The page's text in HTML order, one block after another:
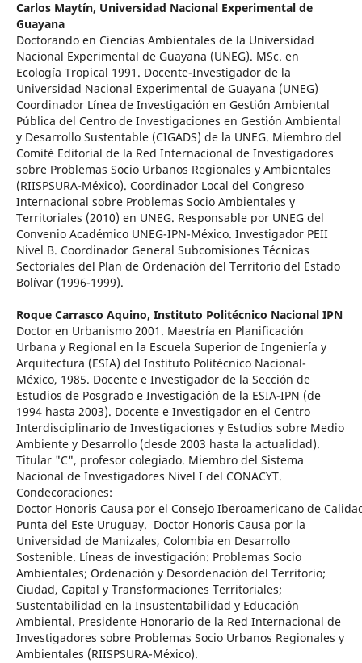
Carlos Maytín, Universidad Nacional Experimental de
Guayana
Doctorando en Ciencias Ambientales de la Universidad
Nacional Experimental de Guayana (UNEG). MSc. en
Ecología Tropical 1991. Docente-Investigador de la
Universidad Nacional Experimental de Guayana (UNEG)
Coordinador Línea de Investigación en Gestión Ambiental
Pública del Centro de Investigaciones en Gestión Ambiental
y Desarrollo Sustentable (CIGADS) de la UNEG. Miembro del
Comité Editorial de la Red Internacional de Investigadores
sobre Problemas Socio Urbanos Regionales y Ambientales
(RIISPSURA-México). Coordinador Local del Congreso
Internacional sobre Problemas Socio Ambientales y
Territoriales (2010) en UNEG. Responsable por UNEG del
Convenio Académico UNEG-IPN-México. Investigador PEII
Nivel B. Coordinador General Subcomisiones Técnicas
Sectoriales del Plan de Ordenación del Territorio del Estado
Bolívar (1996-1999).
Roque Carrasco Aquino, Instituto Politécnico Nacional IPN
Doctor en Urbanismo 2001. Maestría en Planificación
Urbana y Regional en la Escuela Superior de Ingeniería y
Arquitectura (ESIA) del Instituto Politécnico Nacional-
México, 1985. Docente e Investigador de la Sección de
Estudios de Posgrado e Investigación de la ESIA-IPN (de
1994 hasta 2003). Docente e Investigador en el Centro
Interdisciplinario de Investigaciones y Estudios sobre Medio
Ambiente y Desarrollo (desde 2003 hasta la actualidad).
Titular "C", profesor colegiado. Miembro del Sistema
Nacional de Investigadores Nivel I del CONACYT.
Condecoraciones:
Doctor Honoris Causa por el Consejo Iberoamericano de
Punta del Este Uruguay. Doctor Honoris Causa por la
Universidad de Manizales, Colombia en Desarrollo
Sostenible. Líneas de investigación: Problemas Socio
Ambientales; Ordenación y Desordenación del Territorio;
Ciudad, Capital y Transformaciones Territoriales;
Sustentabilidad en la Insustentabilidad y Educación
Ambiental. Presidente Honorario de la Red Internacional de
Investigadores sobre Problemas Socio Urbanos Regionales y
Ambientales (RIISPSURA-México).